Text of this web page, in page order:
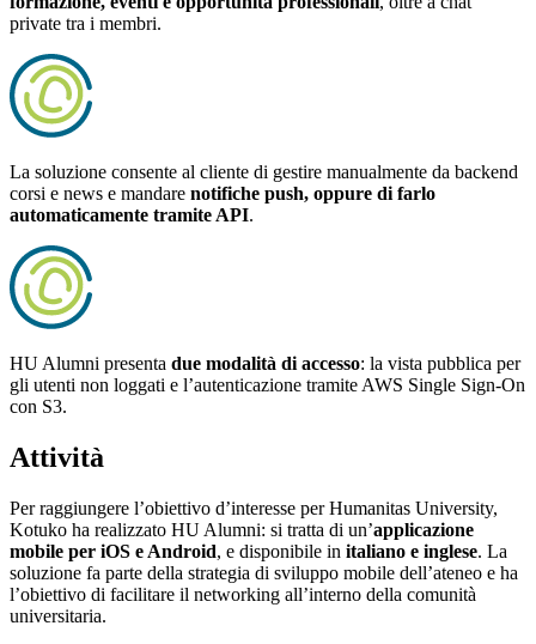
private tra i membri.
La soluzione consente al cliente di gestire manualmente da backend
corsi e news e mandare notifiche push, oppure di farlo
automaticamente tramite API.
HU Alumni presenta due modalità di accesso: la vista pubblica per
gli utenti non loggati e l’autenticazione tramite AWS Single Sign-On
con S3.
Attività
Per raggiungere l’obiettivo d’interesse per Humanitas University,
Kotuko ha realizzato HU Alumni: si tratta di un’applicazione
mobile per iOS e Android, e disponibile in italiano e inglese. La
soluzione fa parte della strategia di sviluppo mobile dell’ateneo e ha
l’obiettivo di facilitare il networking all’interno della comunità
universitaria.